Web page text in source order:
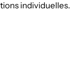
individuelles.